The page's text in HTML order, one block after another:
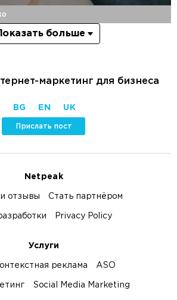
больше
маркетинг для бизнеса
BG EN UK
Прислать пост
Netpeak
отзывы Стать партнёром
Privacy Policy
Услуги
реклама ASO
Social Media Marketing